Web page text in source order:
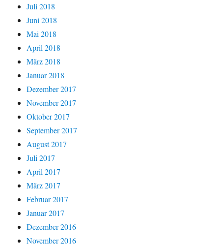
Juli 2018
Juni 2018
Mai 2018
April 2018
März 2018
Januar 2018
Dezember 2017
November 2017
Oktober 2017
September 2017
August 2017
Juli 2017
April 2017
März 2017
Februar 2017
Januar 2017
Dezember 2016
November 2016